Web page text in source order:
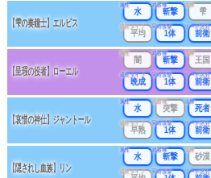
【雫の奏鐘士】エルピス
属性
水
武器種
斬撃
出身
雫
成長タイプ
平均
同時攻撃
1体
リーチ区分
前衛
【呈瑕の役者】ローエル
属性
闇
武器種
斬撃
出身
王国
成長タイプ
晩成
同時攻撃
1体
リーチ区分
前衛
【哀惜の神仕】ジャントール
属性
水
武器種
突撃
出身
死者
成長タイプ
早熟
同時攻撃
1体
リーチ区分
前衛
【隠されし血族】リン
属性
水
武器種
斬撃
出身
砂漠
成長タイプ 同時攻撃 リーチ区分